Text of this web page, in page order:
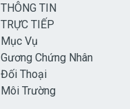
THÔNG TIN
TRỰC TIẾP
Mục Vụ
Gương Chứng Nhân
Đối Thoại
Môi Trường